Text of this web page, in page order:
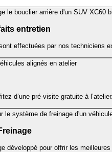
entretien
effectuées par nos techniciens
d’une pré-visite gratuite à l’atelier.
développé pour offrir les